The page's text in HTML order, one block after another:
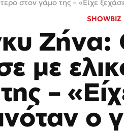
στον γάμο της – «Είχε
SHOWBIZ
Ζήνα:
με
–
ο